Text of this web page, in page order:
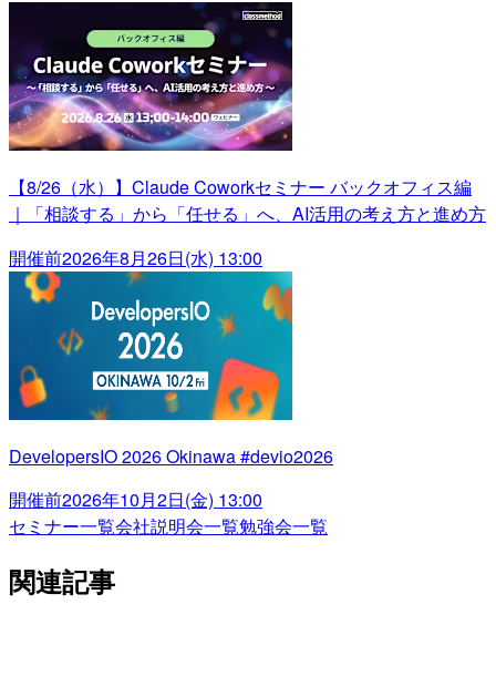
【8/26（水）】Claude Coworkセミナー バックオフィス編
｜「相談する」から「任せる」へ、AI活用の考え方と進め方
開催前2026年8月26日(水) 13:00
DevelopersIO 2026 Okinawa #devio2026
開催前2026年10月2日(金) 13:00
セミナー一覧会社説明会一覧勉強会一覧
関連記事